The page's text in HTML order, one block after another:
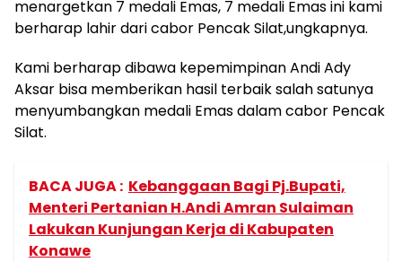
menargetkan 7 medali Emas, 7 medali Emas ini kami
berharap lahir dari cabor Pencak Silat,ungkapnya.
Kami berharap dibawa kepemimpinan Andi Ady
Aksar bisa memberikan hasil terbaik salah satunya
menyumbangkan medali Emas dalam cabor Pencak
Silat.
BACA JUGA : Kebanggaan Bagi Pj.Bupati,
Menteri Pertanian H.Andi Amran Sulaiman
Lakukan Kunjungan Kerja di Kabupaten
Konawe